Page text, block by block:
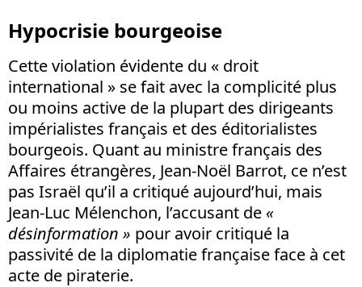
Hypocrisie bourgeoise
Cette violation évidente du « droit
international » se fait avec la complicité plus
ou moins active de la plupart des dirigeants
impérialistes français et des éditorialistes
bourgeois. Quant au ministre français des
Affaires étrangères, Jean-Noël Barrot, ce n’est
pas Israël qu’il a critiqué aujourd’hui, mais
Jean-Luc Mélenchon, l’accusant de «
désinformation » pour avoir critiqué la
passivité de la diplomatie française face à cet
acte de piraterie.